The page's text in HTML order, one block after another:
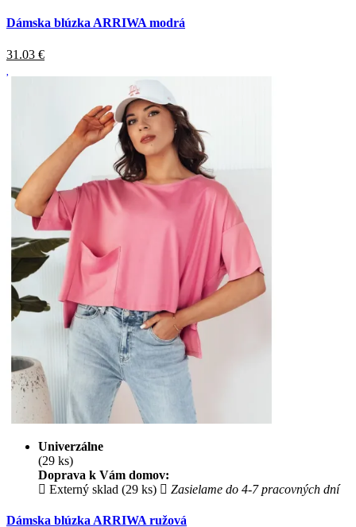
Dámska blúzka ARRIWA modrá
31.03 €
Univerzálne
(29 ks)
Doprava k Vám domov:
Externý sklad (29 ks)
Zasielame do 4-7 pracovných dní
Dámska blúzka ARRIWA ružová